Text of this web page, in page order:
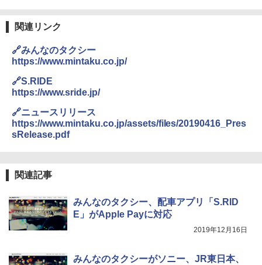
テント ワンタッチ RENEW 幅200 2-3人用 43
500002(89232)
￥5,999
[キャンパーズコレクション 山善] 傘みたいに
広げるだけ パッとサッとテント ブラックコ
[キャンパーズコレクション 山善] 傘みたいに
広げるだけ パッとサッとテント キューブワ
イド ブラックコーティング フルクローズ メ
ATCW-150B エクルベージュ
GRANDOOR ステンレス保冷剤 2個セット 2
￥2,980
￥1,180
電動エアーポンプ SUP用 20PSI 電動ポンプ
保護 日光可読lcd 7種類ノズル付き
関連リンク
🔗みんなのタクシー
https://www.mintaku.co.jp/
🔗S.RIDE
https://www.sride.jp/
🔗ニュースリリース
https://www.mintaku.co.jp/assets/files/20190416_Pres
sRelease.pdf
関連記事
みんなのタクシー、配車アプリ「S.RID
E」がApple Payに対応
2019年12月16日
みんなのタクシーがソニー、JR東日本、